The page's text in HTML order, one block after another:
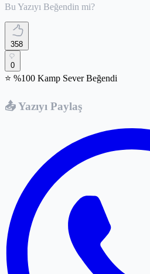
Bu Yazıyı Beğendin mi?
358
0
⭐ %100 Kamp Sever Beğendi
📤 Yazıyı Paylaş